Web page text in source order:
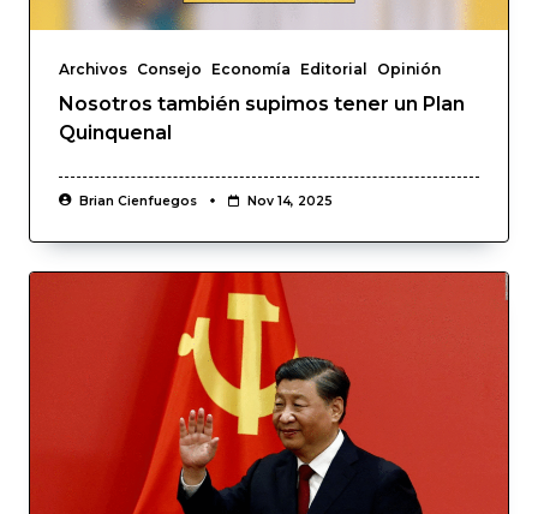
Archivos Consejo Economía Editorial Opinión
Nosotros también supimos tener un Plan
Quinquenal
Brian Cienfuegos Nov 14, 2025